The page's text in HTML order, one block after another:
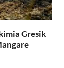
Gresik